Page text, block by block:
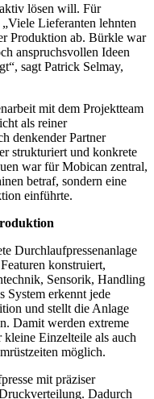
lösen will. Für
Lieferanten lehnten
Produktion ab. Bürkle war
anspruchsvollen Ideen
sagt Patrick Selmay,
mit dem Projektteam
als reiner
denkender Partner
strukturiert und konkrete
war für Mobican zentral,
betraf, sondern eine
einführte.
Durchlaufpressenanlage
konstruiert,
Sensorik, Handling
System erkennt jede
und stellt die Anlage
Damit werden extreme
Einzelteile als auch
möglich.
mit präziser
Dadurch